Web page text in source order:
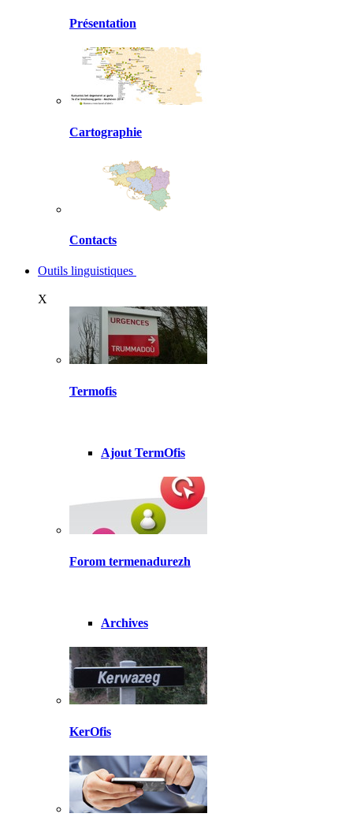
Présentation
Cartographie
Contacts
Outils linguistiques
X
Termofis
Ajout TermOfis
Forom termenadurezh
Archives
KerOfis